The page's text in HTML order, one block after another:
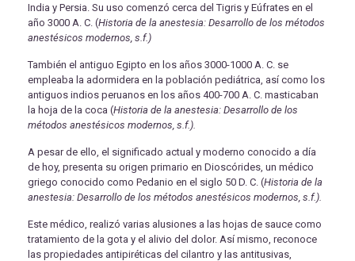
India y Persia. Su uso comenzó cerca del Tigris y Eúfrates en el
año 3000 A. C. (Historia de la anestesia: Desarrollo de los métodos
anestésicos modernos, s.f.)
También el antiguo Egipto en los años 3000-1000 A. C. se
empleaba la adormidera en la población pediátrica, así como los
antiguos indios peruanos en los años 400-700 A. C. masticaban
la hoja de la coca (Historia de la anestesia: Desarrollo de los
métodos anestésicos modernos, s.f.).
A pesar de ello, el significado actual y moderno conocido a día
de hoy, presenta su origen primario en Dioscórides, un médico
griego conocido como Pedanio en el siglo 50 D. C. (Historia de la
anestesia: Desarrollo de los métodos anestésicos modernos, s.f.).
Este médico, realizó varias alusiones a las hojas de sauce como
tratamiento de la gota y el alivio del dolor. Así mismo, reconoce
las propiedades antipiréticas del cilantro y las antitusivas,